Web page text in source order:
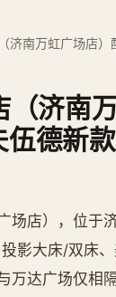
济南万虹广场店
（济南
伍德新
场店），位于
影大床/双床
万达广场仅相